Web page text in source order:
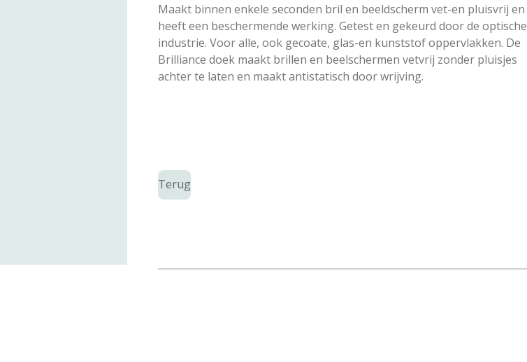
Maakt binnen enkele seconden bril en beeld­scherm vet-en pluisvrij en
heeft een beschermen­de werking. Getest en gekeurd door de optische
industrie. Voor alle, ook gecoate, glas-en kunststof oppervlakken. De
Brilliance doek maakt brillen en beelschermen vetvrij zonder pluisjes
achter te laten en maakt antistatisch door wrijving.
Terug